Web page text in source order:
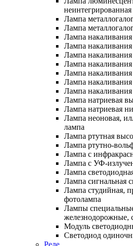
неинтегрированная
Лампа
Лампа
Лампа
Лампа
Лампа накаливания
Лампа
Лампа накаливания
Лампа
Лампа накаливания
Лампа натриевая
Лампа натриевая
Лампа неоновая,
лампа
Лампа ртутная
Лампа ртутно-
Лампа с
Лампа с УФ-
Лампа
Лампа сигнальная
Лампа студийная,
фотолампа
Лампы
железнодорожные,
Модуль
Светодиод
Реле